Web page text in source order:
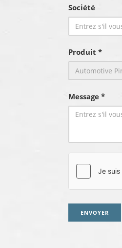
Société
Produit *
Message *
ENVOYER